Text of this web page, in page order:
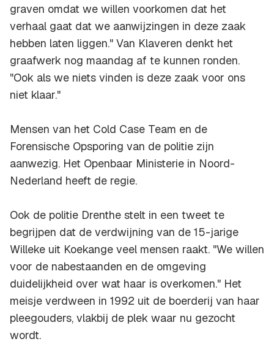
graven omdat we willen voorkomen dat het
verhaal gaat dat we aanwijzingen in deze zaak
hebben laten liggen." Van Klaveren denkt het
graafwerk nog maandag af te kunnen ronden.
"Ook als we niets vinden is deze zaak voor ons
niet klaar."
Mensen van het Cold Case Team en de
Forensische Opsporing van de politie zijn
aanwezig. Het Openbaar Ministerie in Noord-
Nederland heeft de regie.
Ook de politie Drenthe stelt in een tweet te
begrijpen dat de verdwijning van de 15-jarige
Willeke uit Koekange veel mensen raakt. "We willen
voor de nabestaanden en de omgeving
duidelijkheid over wat haar is overkomen." Het
meisje verdween in 1992 uit de boerderij van haar
pleegouders, vlakbij de plek waar nu gezocht
wordt.